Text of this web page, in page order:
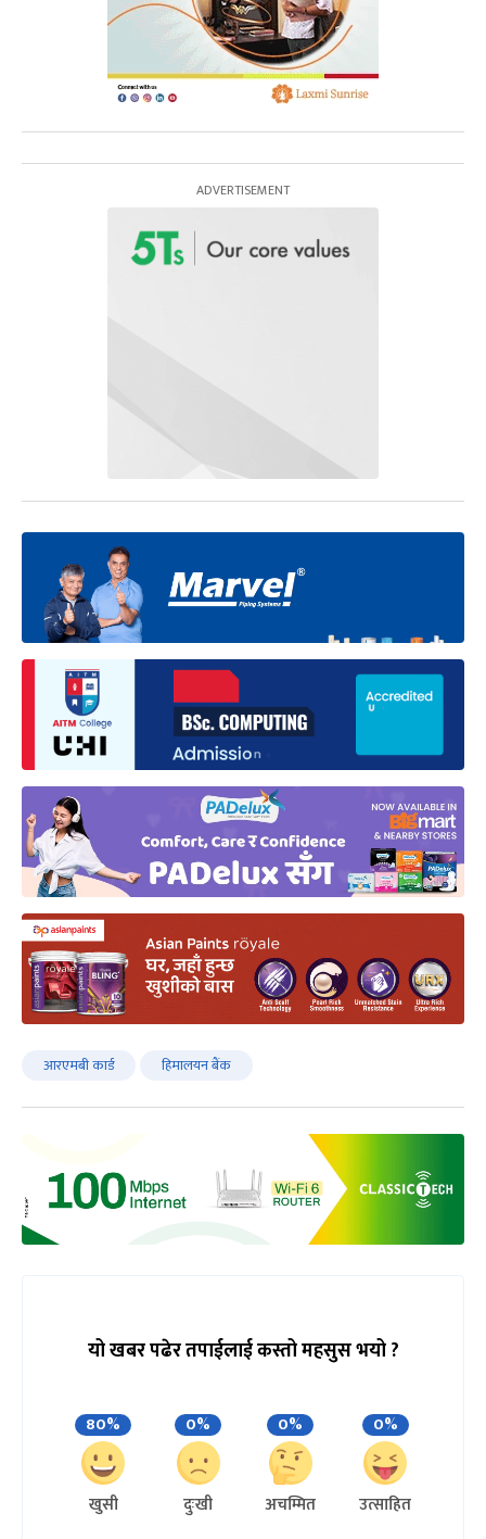
आरएमबी कार्ड हिमालयन बैंक
यो खबर पढेर तपाईलाई कस्तो महसुस भयो ?
80%
खुसी
0%
दुःखी
0%
अचम्मित
0%
उत्साहित